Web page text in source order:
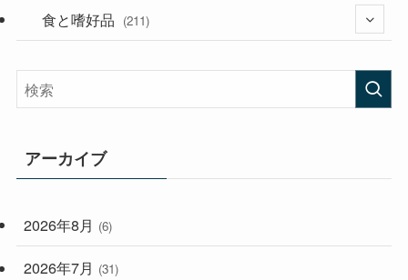
(282)
(33)
(248)
(56)
食と嗜好品 (211)
アーカイブ
2026年8月 (6)
2026年7月 (31)